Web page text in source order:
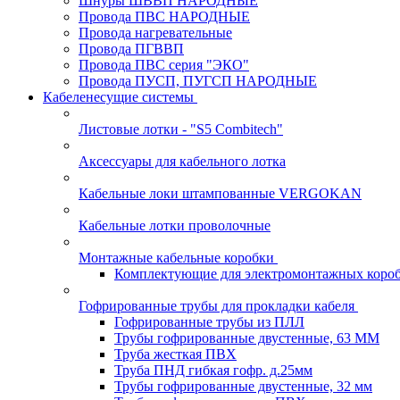
Провода ПВС НАРОДНЫЕ
Провода нагревательные
Провода ПГВВП
Провода ПВС серия "ЭКО"
Провода ПУСП, ПУГСП НАРОДНЫЕ
Кабеленесущие системы
Листовые лотки - "S5 Combitech"
Аксессуары для кабельного лотка
Кабельные локи штампованные VERGOKAN
Кабельные лотки проволочные
Монтажные кабельные коробки
Комплектующие для электромонтажных
Гофрированные трубы для прокладки кабеля
Гофрированные трубы из ПЛЛ
Трубы гофрированные двустенные, 63 ММ
Труба жесткая ПВХ
Труба ПНД гибкая гофр. д.25мм
Трубы гофрированные двустенные, 32 мм